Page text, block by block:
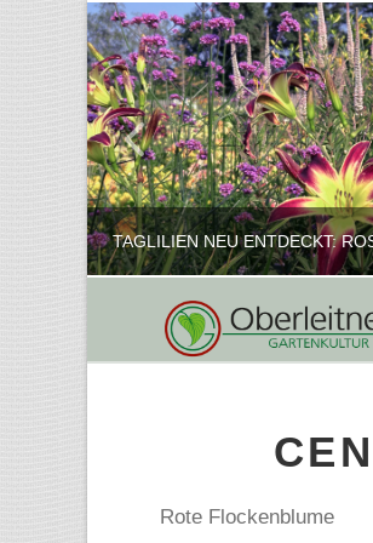
REINHARD
FEBRUAR 16,
Rote Flockenblume